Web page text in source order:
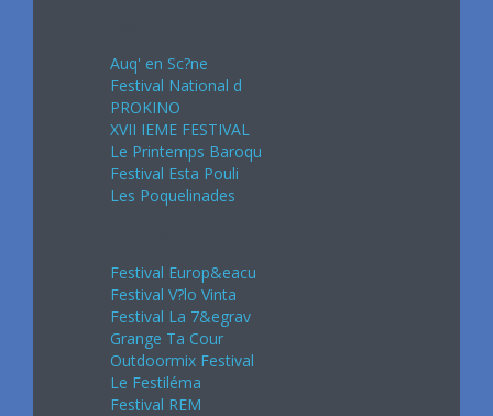
Auq' en Sc?ne
Festival National d
PROKINO
XVII IEME FESTIVAL
Le Printemps Baroqu
Festival Esta Pouli
Les Poquelinades
Festival Europ&eacu
Festival V?lo Vinta
Festival La 7&egrav
Grange Ta Cour
Outdoormix Festival
Le Festiléma
Festival REM